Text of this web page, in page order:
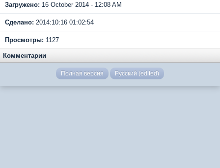
Загружено: 16 October 2014 - 12:08 AM
Сделано: 2014:10:16 01:02:54
Просмотры: 1127
Комментарии
Полная версия Русский (edited)